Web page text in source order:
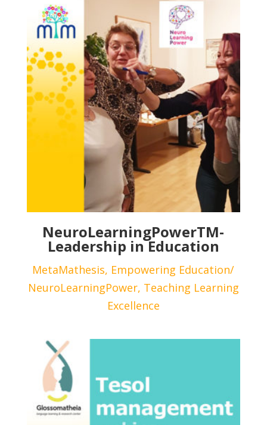
NeuroLearningPowerTM-
Leadership in Education
MetaMathesis, Empowering Education/
NeuroLearningPower, Teaching Learning
Excellence